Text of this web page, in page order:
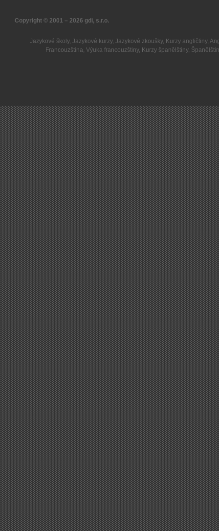
Copyright © 2001 – 2026 gdi, s.r.o.
Jazykové školy, Jazykové kurzy, Jazykové zkoušky, Kurzy angličtiny,
Francouzština,Výuka francouzštiny, Kurzy španělštiny,